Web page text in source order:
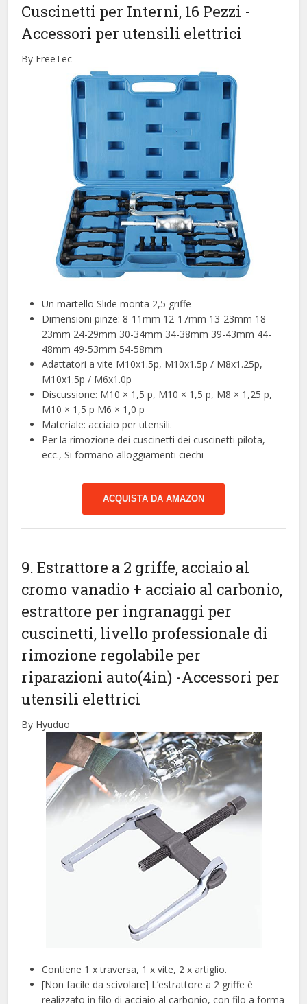
Cuscinetti per Interni, 16 Pezzi -
Accessori per utensili elettrici
By FreeTec
Un martello Slide monta 2,5 griffe
Dimensioni pinze: 8-11mm 12-17mm 13-23mm 18-
23mm 24-29mm 30-34mm 34-38mm 39-43mm 44-
48mm 49-53mm 54-58mm
Adattatori a vite M10x1.5p, M10x1.5p / M8x1.25p,
M10x1.5p / M6x1.0p
Discussione: M10 × 1,5 p, M10 × 1,5 p, M8 × 1,25 p,
M10 × 1,5 p M6 × 1,0 p
Materiale: acciaio per utensili.
Per la rimozione dei cuscinetti dei cuscinetti pilota,
ecc., Si formano alloggiamenti ciechi
ACQUISTA DA AMAZON
9. Estrattore a 2 griffe, acciaio al
cromo vanadio + acciaio al carbonio,
estrattore per ingranaggi per
cuscinetti, livello professionale di
rimozione regolabile per
riparazioni auto(4in) -Accessori per
utensili elettrici
By Hyuduo
Contiene 1 x traversa, 1 x vite, 2 x artiglio.
[Non facile da scivolare] L’estrattore a 2 griffe è
realizzato in filo di acciaio al carbonio, con filo a forma